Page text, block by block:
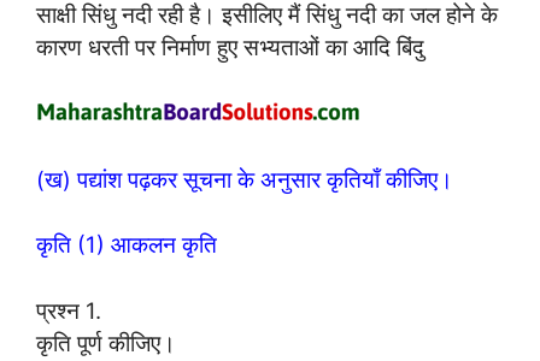
साक्षी सिंधु नदी रही है। इसीलिए मैं सिंधु नदी का जल होने के
कारण धरती पर निर्माण हुए सभ्यताओं का आदि बिंदु
(ख) पद्यांश पढ़कर सूचना के अनुसार कृतियाँ कीजिए।
कृति (1) आकलन कृति
प्रश्न 1.
कृति पूर्ण कीजिए।